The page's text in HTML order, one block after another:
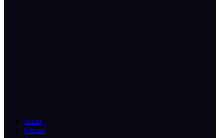
Inicio
Games